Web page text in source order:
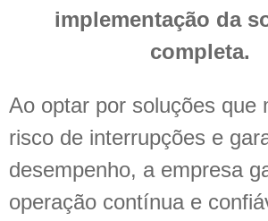
implementação da
completa.
Ao optar por soluções que
risco de interrupções e
desempenho, a empresa
operação contínua e